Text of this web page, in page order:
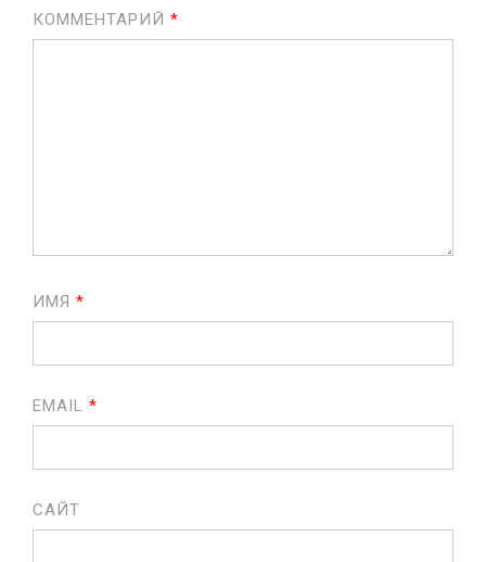
КОММЕНТАРИЙ *
ИМЯ *
EMAIL *
САЙТ